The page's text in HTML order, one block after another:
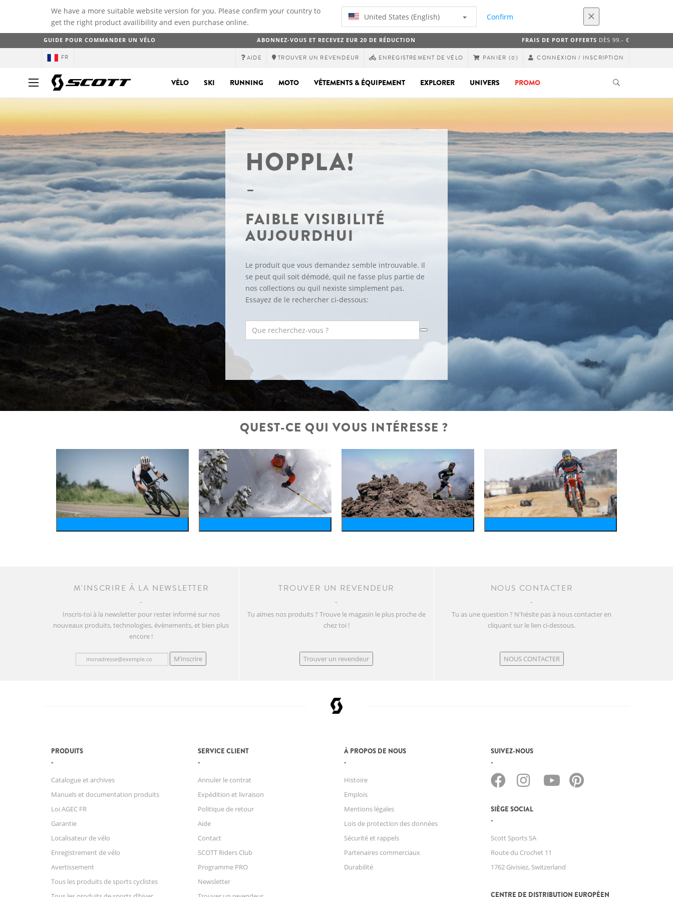
We have a more suitable website version for you. Please confirm your country to
get the right product availibility and even purchase online.
United States (English) Confirm
GUIDE POUR COMMANDER UN VÉLO ABONNEZ-VOUS ET RECEVEZ EUR 20 DE RÉDUCTION FRAIS DE PORT OFFERTS DÈS 99.- €
FR AIDE TROUVER UN REVENDEUR ENREGISTREMENT DE VÉLO PANIER (0) CONNEXION / INSCRIPTION
VÉLO SKI RUNNING MOTO VÊTEMENTS & ÉQUIPEMENT EXPLORER UNIVERS PROMO
HOPPLA!
FAIBLE VISIBILITÉ
AUJOURDHUI
Le produit que vous demandez semble introuvable. Il
se peut quil soit démodé, quil ne fasse plus partie de
nos collections ou quil nexiste simplement pas.
Essayez de le rechercher ci-dessous:
QUEST-CE QUI VOUS INTÉRESSE ?
M'INSCRIRE À LA NEWSLETTER
Inscris-toi à la newsletter pour rester informé sur nos
nouveaux produits, technologies, évènements, et bien plus
encore !
M’inscrire
TROUVER UN REVENDEUR
Tu aimes nos produits ? Trouve le magasin le plus proche de
chez toi !
Trouver un revendeur
NOUS CONTACTER
Tu as une question ? N'hésite pas à nous contacter en
cliquant sur le lien ci-dessous.
NOUS CONTACTER
PRODUITS
Catalogue et archives
Manuels et documentation produits
Loi AGEC FR
Garantie
Localisateur de vélo
Enregistrement de vélo
Avertissement
Tous les produits de sports cyclistes
SERVICE CLIENT
Annuler le contrat
Expédition et livraison
Politique de retour
Aide
Contact
SCOTT Riders Club
Programme PRO
Newsletter
À PROPOS DE NOUS
Histoire
Emplois
Mentions légales
Lois de protection des données
Sécurité et rappels
Partenaires commerciaux
Durabilité
SUIVEZ-NOUS
SIÈGE SOCIAL
Scott Sports SA
Route du Crochet 11
1762 Givisiez, Switzerland
CENTRE DE DISTRIBUTION EUROPÉEN